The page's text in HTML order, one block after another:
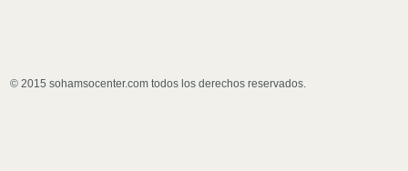
© 2015 sohamsocenter.com todos los derechos reservados.